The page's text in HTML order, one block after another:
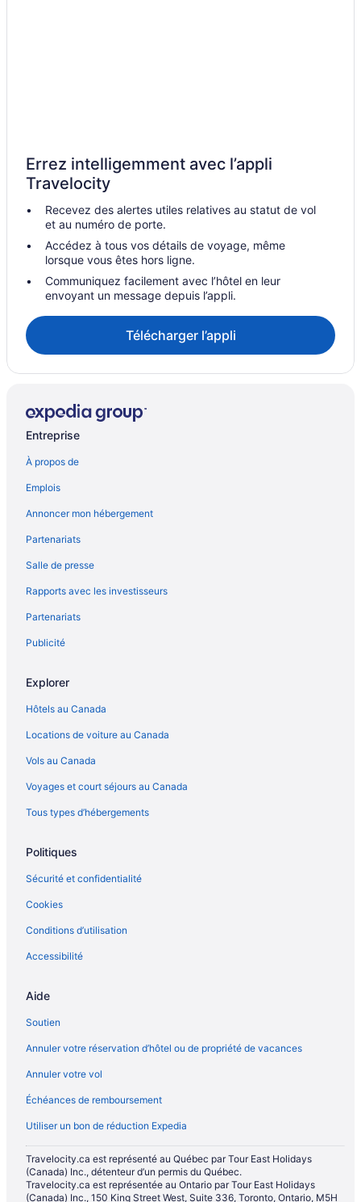
Errez intelligemment avec l’appli
Travelocity
Recevez des alertes utiles relatives au statut de vol
et au numéro de porte.
Accédez à tous vos détails de voyage, même
lorsque vous êtes hors ligne.
Communiquez facilement avec l’hôtel en leur
envoyant un message depuis l’appli.
Télécharger l’appli
Entreprise
À propos de
Emplois
Annoncer mon hébergement
Partenariats
Salle de presse
Rapports avec les investisseurs
Partenariats
Publicité
Explorer
Hôtels au Canada
Locations de voiture au Canada
Vols au Canada
Voyages et court séjours au Canada
Tous types d’hébergements
Politiques
Sécurité et confidentialité
Cookies
Conditions d’utilisation
Accessibilité
Aide
Soutien
Annuler votre réservation d’hôtel ou de propriété de vacances
Annuler votre vol
Échéances de remboursement
Utiliser un bon de réduction Expedia
Travelocity.ca est représenté au Québec par Tour East Holidays
(Canada) Inc., détenteur d’un permis du Québec.
Travelocity.ca est représentée au Ontario par Tour East Holidays
(Canada) Inc., 150 King Street West, Suite 336, Toronto, Ontario, M5H